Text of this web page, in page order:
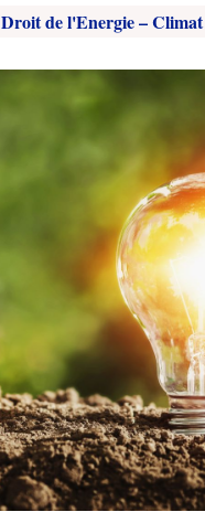
Droit de l'Energie – Climat